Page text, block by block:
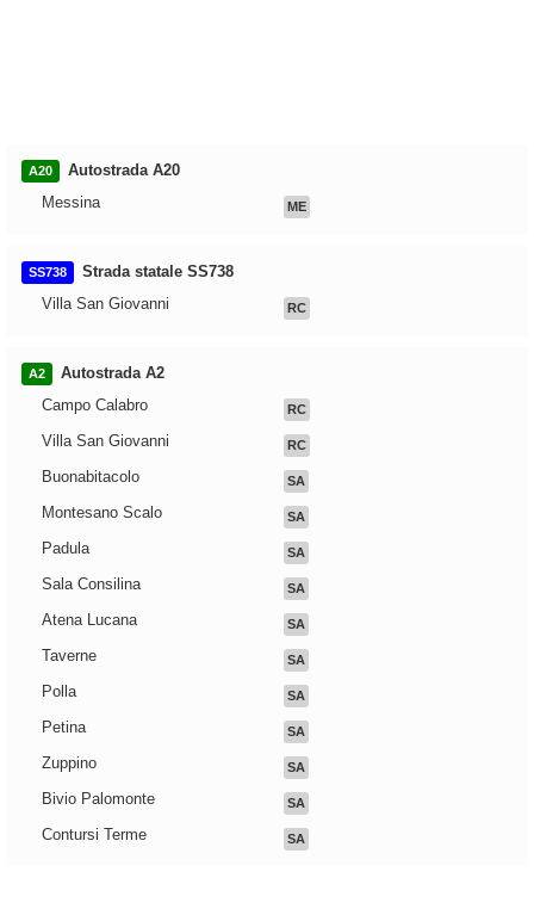
A20
Autostrada A20
Messina
ME
SS738
Strada statale SS738
Villa San Giovanni
RC
A2
Autostrada A2
Campo Calabro
RC
Villa San Giovanni RC
Buonabitacolo SA
Montesano Scalo SA
Padula SA
Sala Consilina SA
Atena Lucana SA
Taverne SA
Polla SA
Petina SA
Zuppino SA
Bivio Palomonte SA
Contursi Terme SA